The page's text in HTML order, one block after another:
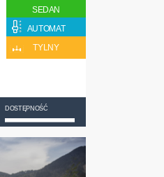
SEDAN
AUTOMAT
TYLNY
DOSTĘPNOŚĆ